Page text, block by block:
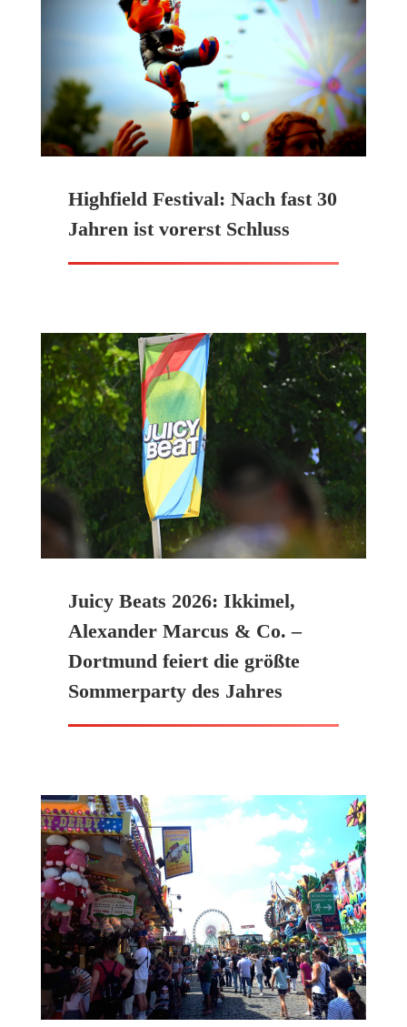
Highfield Festival: Nach fast 30
Jahren ist vorerst Schluss
Juicy Beats 2026: Ikkimel,
Alexander Marcus & Co. –
Dortmund feiert die größte
Sommerparty des Jahres